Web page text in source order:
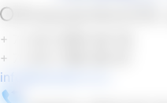
+ 7 (495)
+ 7 (495)
info